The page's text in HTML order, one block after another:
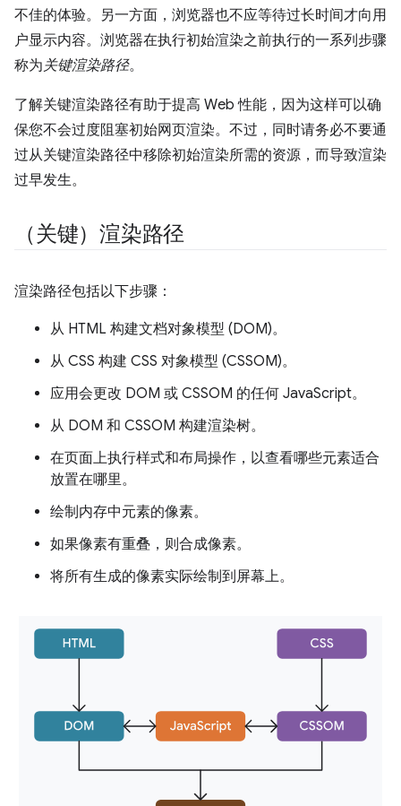
不佳的体验。另一方面，浏览器也不应等待过长时间才向用
户显示内容。浏览器在执行初始渲染之前执行的一系列步骤
称为关键渲染路径。
了解关键渲染路径有助于提高 Web 性能，因为这样可以确
保您不会过度阻塞初始网页渲染。不过，同时请务必不要通
过从关键渲染路径中移除初始渲染所需的资源，而导致渲染
过早发生。
（关键）渲染路径
渲染路径包括以下步骤：
从 HTML 构建文档对象模型 (DOM)。
从 CSS 构建 CSS 对象模型 (CSSOM)。
应用会更改 DOM 或 CSSOM 的任何 JavaScript。
从 DOM 和 CSSOM 构建渲染树。
在页面上执行样式和布局操作，以查看哪些元素适合
放置在哪里。
绘制内存中元素的像素。
如果像素有重叠，则合成像素。
将所有生成的像素实际绘制到屏幕上。